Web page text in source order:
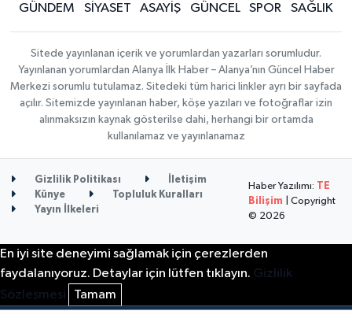
GÜNDEM SİYASET ASAYİŞ GÜNCEL SPOR SAĞLIK
Sitede yayınlanan içerik ve yorumlardan yazarları sorumludur.
Yayınlanan yorumlardan Alanya İlk Haber – Alanya’nın Güncel Haber
Merkezi sorumlu tutulamaz. Sitedeki tüm harici linkler ayrı bir sayfada
açılır. Sitemizde yayınlanan haber, köşe yazıları ve fotoğraflar izin
alınmaksızın kaynak gösterilse dahi, herhangi bir ortamda
kullanılamaz ve yayınlanamaz
Gizlilik Politikası
İletişim
Künye
Topluluk Kuralları
Yayın İlkeleri
Haber Yazılımı:
TE
Bilişim | Copyright
© 2026
En iyi site deneyimi sağlamak için çerezlerden
faydalanıyoruz. Detaylar için lütfen tıklayın. Gizlilik
Sözleşmesi
Tamam